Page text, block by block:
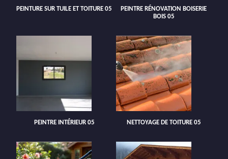
PEINTURE SUR TUILE ET TOITURE 05
PEINTRE RÉNOVATION BOISERIE
BOIS 05
PEINTRE INTÉRIEUR 05 NETTOYAGE DE TOITURE 05